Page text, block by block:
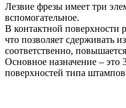
Лезвие фрезы имеет три
вспомогательное.
В контактной поверхности
что позволяет сдерживать
соответственно,
Основное назначение – это
поверхностей типа